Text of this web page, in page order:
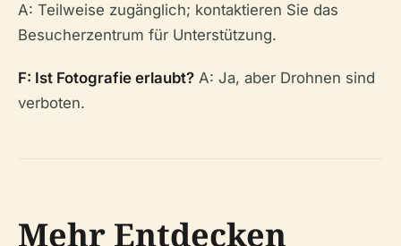
A: Teilweise zugänglich; kontaktieren Sie das
Besucherzentrum für Unterstützung.
F: Ist Fotografie erlaubt? A: Ja, aber Drohnen sind
verboten.
Mehr Entdecken